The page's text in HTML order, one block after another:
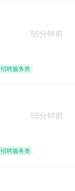
55分钟前
招聘服务类
55分钟前
招聘服务类